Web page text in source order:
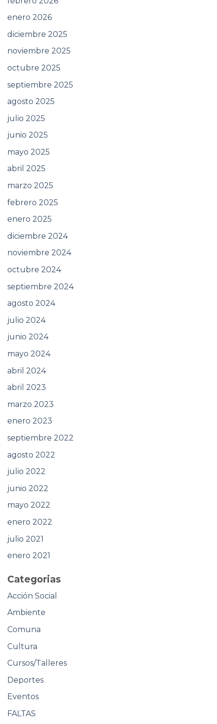
enero 2026
diciembre 2025
noviembre 2025
octubre 2025
septiembre 2025
agosto 2025
julio 2025
junio 2025
mayo 2025
abril 2025
marzo 2025
febrero 2025
enero 2025
diciembre 2024
noviembre 2024
octubre 2024
septiembre 2024
agosto 2024
julio 2024
junio 2024
mayo 2024
abril 2024
abril 2023
marzo 2023
enero 2023
septiembre 2022
agosto 2022
julio 2022
junio 2022
mayo 2022
enero 2022
julio 2021
enero 2021
Categorias
Acción Social
Ambiente
Comuna
Cultura
Cursos/Talleres
Deportes
Eventos
FALTAS